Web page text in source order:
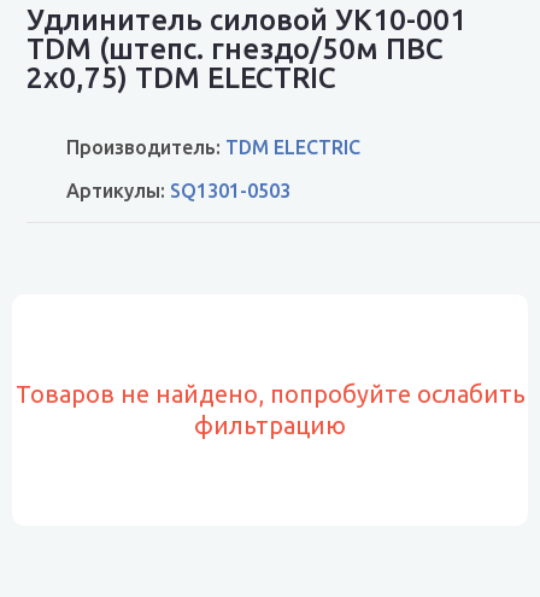
Удлинитель силовой УК10-001
TDM (штепс. гнездо/50м ПВС
2х0,75) TDM ELECTRIC
Производитель: TDM ELECTRIC
Артикулы: SQ1301-0503
Товаров не найдено, попробуйте ослабить
фильтрацию